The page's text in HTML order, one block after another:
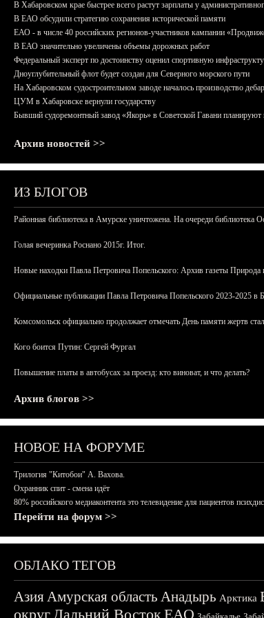
В Хабаровском крае быстрее всего растут зарплаты у
В ЕАО обсудили стратегию сохранения исторической памяти
ЕАО - в числе 40 российских регионов-участников кампании
В ЕАО значительно увеличены объемы дорожных работ
Федеральный эксперт по достоинству оценил спортивную
Дноуглубительный флот будет создан для Северного морского пути
На Хабаровском судостроительном заводе началось производство
ЦУМ в Хабаровске вернули государству
Бывший судоремонтный завод «Якорь» в Советской Гавани планируют
Архив новостей >>
ИЗ БЛОГОВ
Районная библиотека в Амурске уничтожена. На очереди библиотека
Голая вечеринка Роснано 2015г. Итог.
Новые находки Павла Петровича Попельского: Архив газеты
Официальные публикации Павла Петровича Попельского 2023-2025 в
Комсомольск официально продолжает отмечать День памяти жертв
Кого боится Путин: Сергей Фургал
Повышение платы в автобусах за проезд: кто виноват, и что делать?
Архив блогов >>
НОВОЕ НА ФОРУМЕ
Трилогия "Китобои" А. Вахова.
Охранник спит - смена идёт
80% российского медиаконтента это телевидение для пациентов
Перейти на форум >>
ОБЛАКО ТЕГОВ
АзияАмурская область Анадырь Арктика
округ Дальний Восток ЕАО